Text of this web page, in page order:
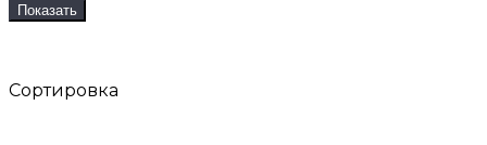
Показать
Сортировка